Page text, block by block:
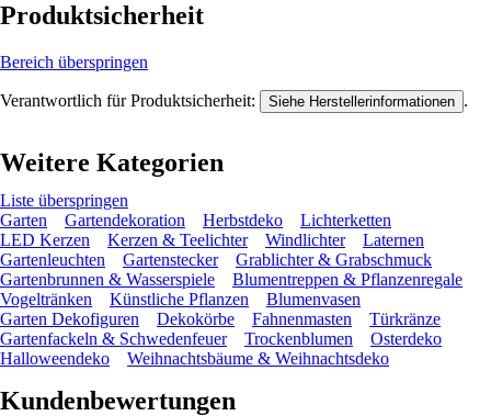
Produktsicherheit
Bereich überspringen
Verantwortlich für Produktsicherheit: Siehe Herstellerinformationen .
Weitere Kategorien
Liste überspringen
Garten
Gartendekoration Herbstdeko
Lichterketten
LED Kerzen
Kerzen & Teelichter Windlichter
Laternen
Gartenleuchten
Gartenstecker
Grablichter & Grabschmuck
Gartenbrunnen & Wasserspiele
Blumentreppen & Pflanzenregale
Vogeltränken
Künstliche Pflanzen
Blumenvasen
Garten Dekofiguren
Dekokörbe Fahnenmasten
Türkränze
Gartenfackeln & Schwedenfeuer
Trockenblumen
Osterdeko
Halloweendeko
Weihnachtsbäume & Weihnachtsdeko
Kundenbewertungen